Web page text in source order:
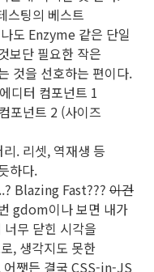
스팅의 베스트
도 Enzyme 같은 단일
보단 필요한 작은
것을 선호하는 편이다.
디터 컴포넌트 1
포넌트 2 (사이즈
. 리셋, 역재생 등
하다.
Blazing Fast??? 이건
gdom이나 보면 내가
무 닫힌 시각을
, 생각지도 못한
어쨋든 결국 CSS-in-JS